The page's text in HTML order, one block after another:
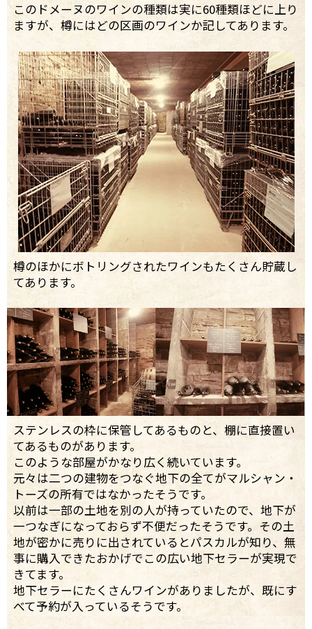
このドメーヌのワインの種類は実に60種類ほどに上り
ますが、樽にはどの区画のワインか記してあります。
樽のほかにボトリングされたワインもたくさん貯蔵し
てあります。
ステンレスの枠に保管してあるものと、棚に直接置い
てあるものがあります。
このような部屋がかなり広く続いています。
元々は二つの建物をつなぐ地下の全てがマルシャン・
トーズの所有ではなかったそうです。
以前は一部の土地を別の人が持っていたので、地下が
一つなぎになっておらず不便だったそうです。その土
地が密かに売りに出されているとパスカルが知り、無
事に購入できたおかげでこの広い地下セラーが実現で
きてます。
地下セラーにたくさんワインがありましたが、既にす
べて予約が入っているそうです。